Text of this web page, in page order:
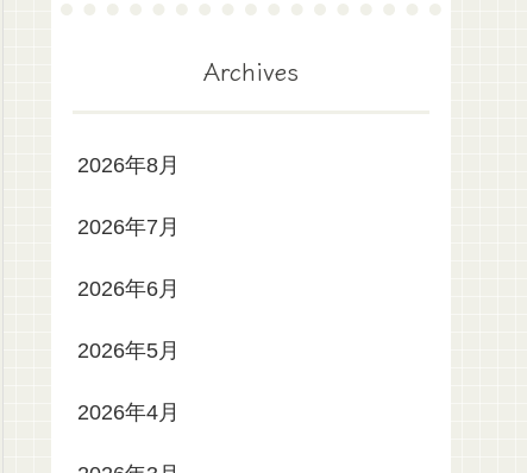
Archives
2026年8月
2026年7月
2026年6月
2026年5月
2026年4月